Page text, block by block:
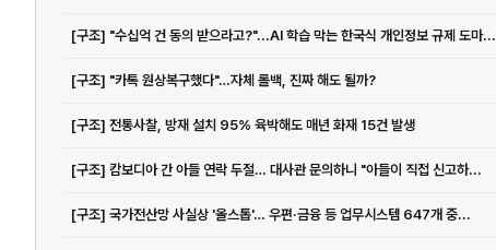
[구조] "수십억 건 동의 받으라고?"...AI 학습 막는 한국식 개인정보 규제 도마...
[구조] "카톡 원상복구했다"…자체 롤백, 진짜 해도 될까?
[구조] 전통사찰, 방재 설치 95% 육박해도 매년 화재 15건 발생
[구조] 캄보디아 간 아들 연락 두절… 대사관 문의하니 "아들이 직접 신고하...
[구조] 국가전산망 사실상 '올스톱'… 우편·금융 등 업무시스템 647개 중...